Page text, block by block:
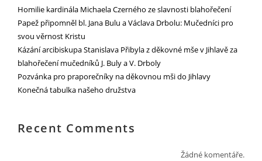
Homilie kardinála Michaela Czerného ze slavnosti blahořečení
Papež připomněl bl. Jana Bulu a Václava Drbolu: Mučedníci pro
svou věrnost Kristu
Kázání arcibiskupa Stanislava Přibyla z děkovné mše v Jihlavě za
blahořečení mučedníků J. Buly a V. Drboly
Pozvánka pro praporečníky na děkovnou mši do Jihlavy
Konečná tabulka našeho družstva
Recent Comments
Žádné komentáře.